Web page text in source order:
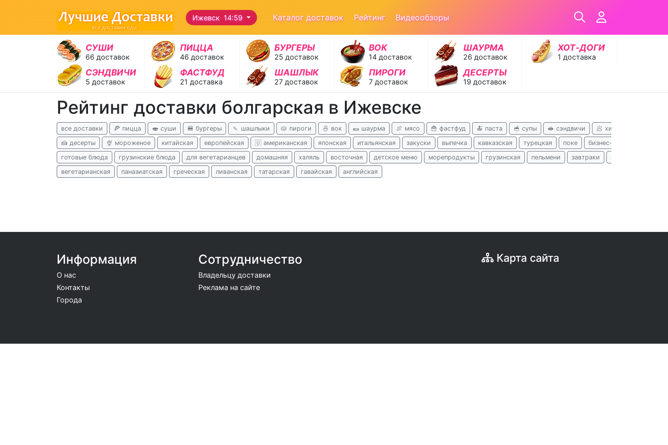
Ижевск 14:59 Каталог доставок Рейтинг Видеообзоры
СУШИ
66 доставок
ПИЦЦА
46 доставок
БУРГЕРЫ
25 доставок
ВОК
14 доставок
ШАУРМА
26 доставок
ХОТ‑ДОГИ
1 доставка
СЭНДВИЧИ
5 доставок
ФАСТФУД
21 доставка
ШАШЛЫК
27 доставок
ПИРОГИ
7 доставок
ДЕСЕРТЫ
19 доставок
Рейтинг доставки болгарская в Ижевске
все доставки 🍕 пицца 🍣 суши 🍔 бургеры 🍡 шашлыки 🥧 пироги 🍜 вок 🌯 шаурма 🍖 мясо 🍟 фастфуд 🍝 паста 🥣 супы 🥪 сэндвичи 🥟 хинкали
🍰 десерты
🍨 мороженое китайская европейская 🇺 американская японская итальянская закуски выпечка кавказская турецкая поке бизнес-ланчи
готовые блюда
грузинские блюда для вегетарианцев домашняя халяль восточная детское меню морепродукты грузинская пельмени завтраки
азербайджанская
вегетарианская
паназиатская греческая ливанская татарская гавайская английская
Информация
О нас
Контакты
Города
Сотрудничество
Владельцу доставки
Реклама на сайте
Карта сайта